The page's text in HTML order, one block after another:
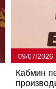
09/07/2026
Кабмин